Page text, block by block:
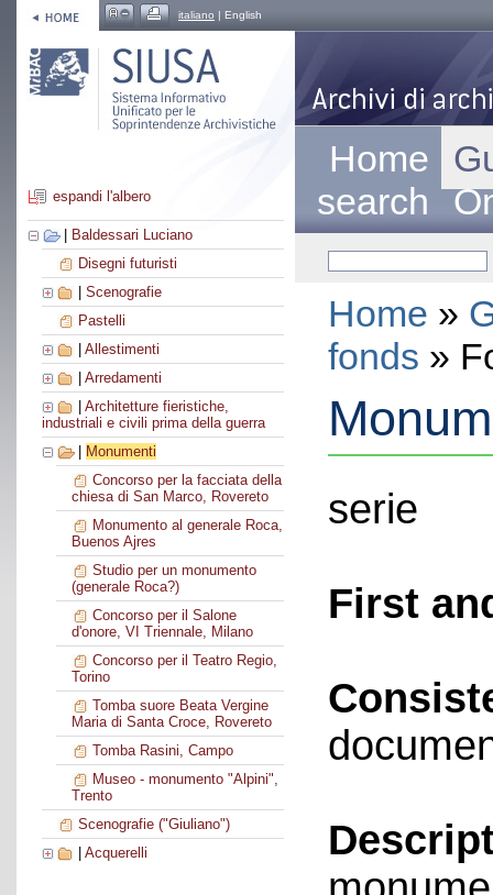
italiano | English
espandi l'albero
Baldessari Luciano
Disegni futuristi
Scenografie
Pastelli
Allestimenti
Arredamenti
Architetture fieristiche,
industriali e civili prima della guerra
Monumenti
Concorso per la facciata della
chiesa di San Marco, Rovereto
Monumento al generale Roca,
Buenos Ajres
Studio per un monumento
(generale Roca?)
Concorso per il Salone
d'onore, VI Triennale, Milano
Concorso per il Teatro Regio,
Torino
Tomba suore Beata Vergine
Maria di Santa Croce, Rovereto
Tomba Rasini, Campo
Museo - monumento "Alpini",
Trento
Scenografie ("Giuliano")
Acquerelli
Home
search
Home »
fonds »
serie
First